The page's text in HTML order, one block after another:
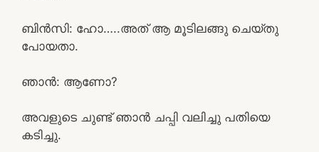
ബിൻസി: ഹോ…..അത് ആ മൂടിലങ്ങു ചെയ്തു
പോയതാ.
ഞാൻ: ആണോ?
അവളുടെ ചുണ്ട് ഞാൻ ചപ്പി വലിച്ചു പതിയെ
കടിച്ചു.